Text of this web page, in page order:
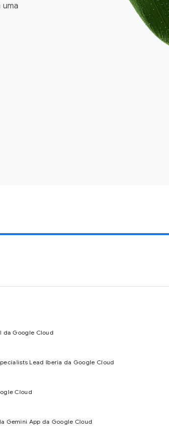
da Google Cloud
Lead Iberia da Google Cloud
Cloud
Gemini App da Google Cloud